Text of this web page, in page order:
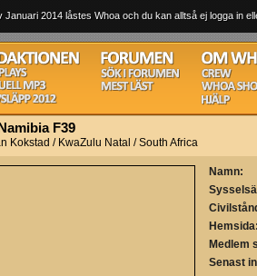
Januari 2014 låstes Whoa och du kan alltså ej logga in
F39
Kokstad / KwaZulu Natal / South Africa
Namn:
Medlem
Senast